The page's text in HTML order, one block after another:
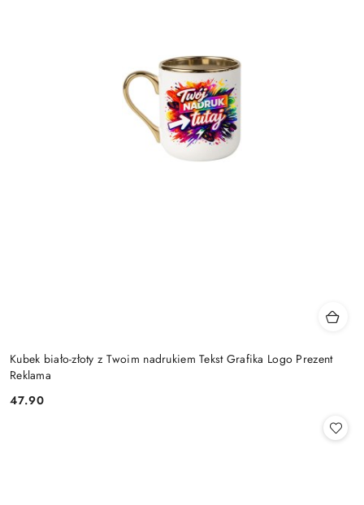
Kubek biało-złoty z Twoim nadrukiem Tekst Grafika Logo Prezent
Reklama
Cena:
47.90